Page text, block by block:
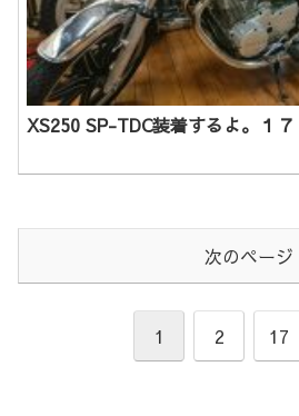
XS250 SP-TDC装着するよ。１７
次のページ
1 2 17